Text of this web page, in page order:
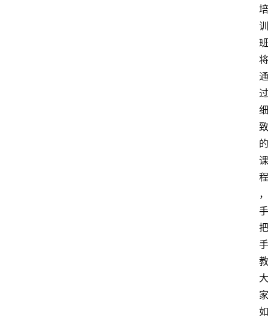
培
训
班
将
通
过
细
致
的
课
程
，
手
把
手
教
大
家
如